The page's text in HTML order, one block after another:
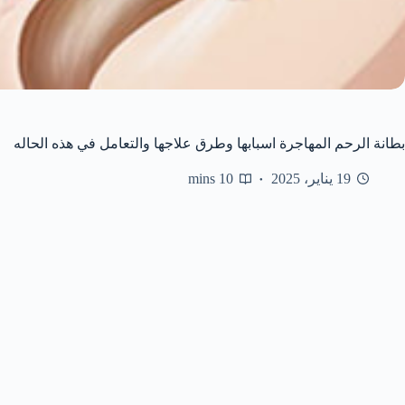
بطانة الرحم المهاجرة اسبابها وطرق علاجها والتعامل في هذه الحاله
19 يناير، 2025 10 mins